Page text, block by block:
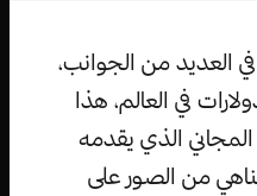
العديد من الجوانب،
في العالم، هذا
الذي يقدمه
من الصور على